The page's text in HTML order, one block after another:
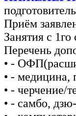
Приём
Занятия с 1го
Перечень
• -
• - медицина,
• - черчение/
• - самбо,